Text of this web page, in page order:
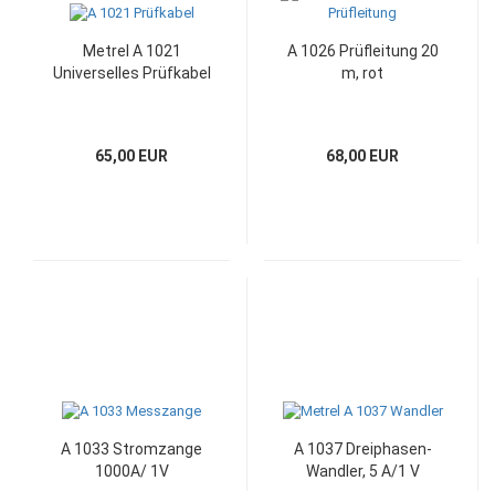
Metrel A 1021
Universelles Prüfkabel
65,00 EUR
A 1026 Prüfleitung 20
m, rot
68,00 EUR
A 1033 Stromzange
1000A/ 1V
A 1037 Dreiphasen-
Wandler, 5 A/1 V